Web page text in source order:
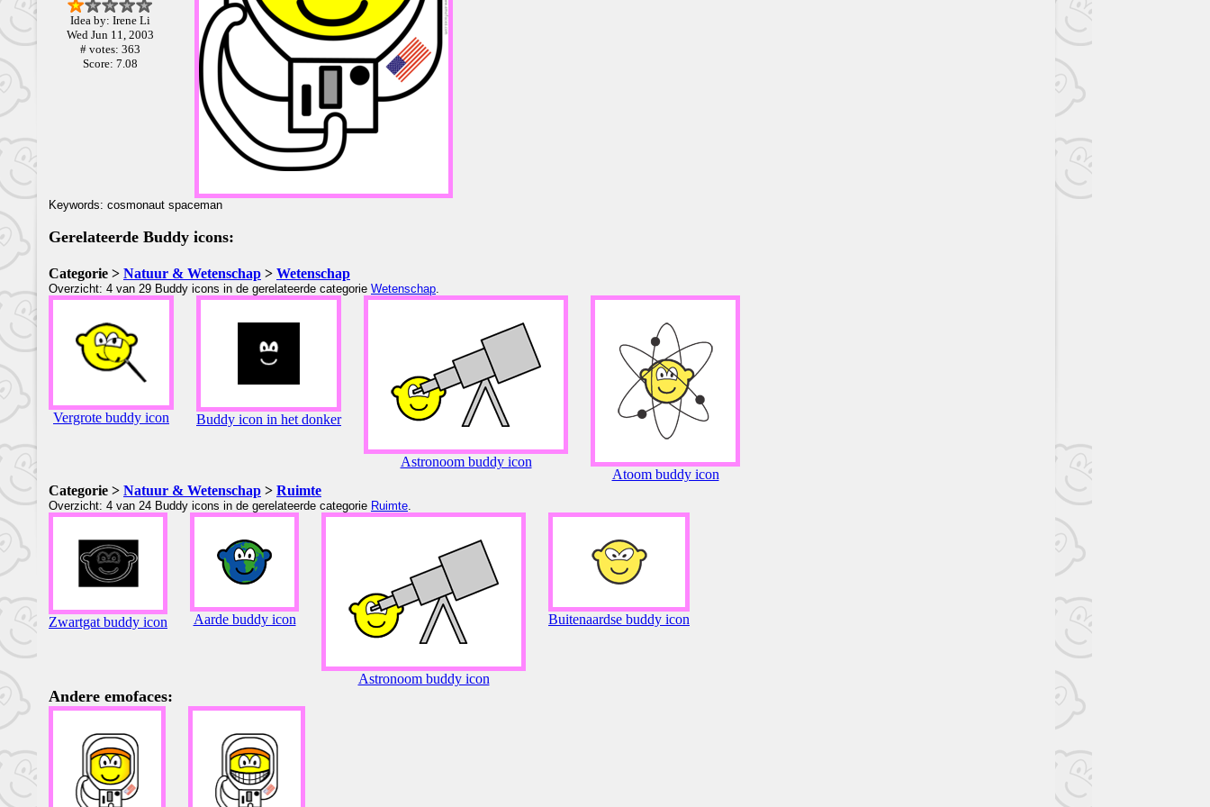
Idea by: Irene Li
Wed Jun 11, 2003
# votes: 363
Score: 7.08
Keywords: cosmonaut spaceman
Gerelateerde Buddy icons:
Categorie > Natuur & Wetenschap > Wetenschap
Overzicht: 4 van 29 Buddy icons in de gerelateerde categorie Wetenschap.
Vergrote buddy icon Buddy icon in het donker
Astronoom buddy icon
Atoom buddy icon
Categorie > Natuur & Wetenschap > Ruimte
Overzicht: 4 van 24 Buddy icons in de gerelateerde categorie Ruimte.
Zwartgat buddy icon Aarde buddy icon
Astronoom buddy icon
Buitenaardse buddy icon
Andere emofaces: